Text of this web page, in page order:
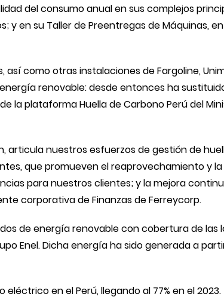
del consumo anual en sus complejos
y en su Taller de Preentregas de Máquinas,
como otras instalaciones de Fargoline,
renovable: desde entonces ha
la plataforma Huella de Carbono Perú del
articula nuestros esfuerzos de gestión de
que promueven el reaprovechamiento y
para nuestros clientes; y la mejora
corporativa de Finanzas de Ferreycorp.
de energía renovable con cobertura de las
Enel. Dicha energía ha sido generada a
en el Perú, llegando al 77% en el 2023.